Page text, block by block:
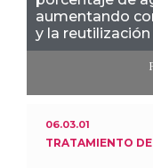
aumentando
y la reutilización
06.03.01
TRATAMIENTO